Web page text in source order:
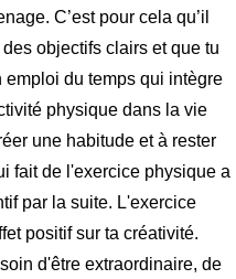
C’est pour cela qu’il
objectifs clairs et que tu
du temps qui intègre
physique dans la vie
une habitude et à rester
fait de l'exercice physique a
par la suite. L'exercice
positif sur ta créativité.
d'être extraordinaire, de